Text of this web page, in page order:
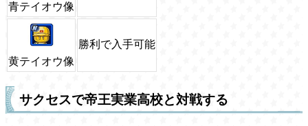
青テイオウ像
黄テイオウ像
勝利で入手可能
サクセスで帝王実業高校と対戦する